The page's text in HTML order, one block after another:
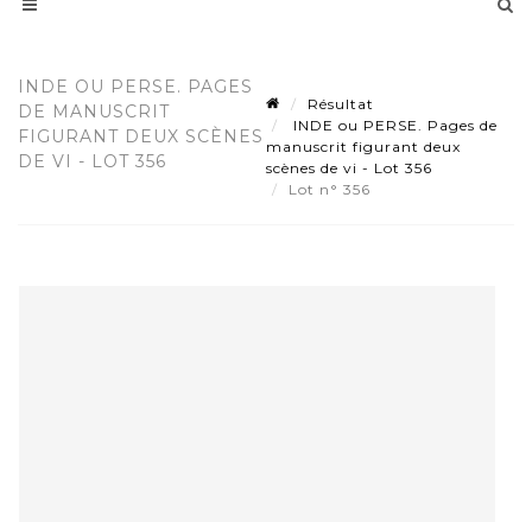
INDE OU PERSE. PAGES
DE MANUSCRIT
FIGURANT DEUX SCÈNES
DE VI - LOT 356
Résultat
INDE ou PERSE. Pages de
manuscrit figurant deux
scènes de vi - Lot 356
Lot n° 356